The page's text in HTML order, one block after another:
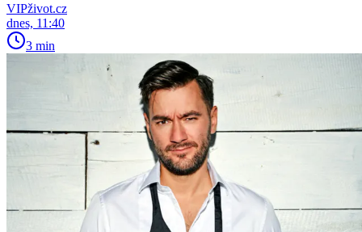
VIPživot.cz
dnes, 11:40
3 min